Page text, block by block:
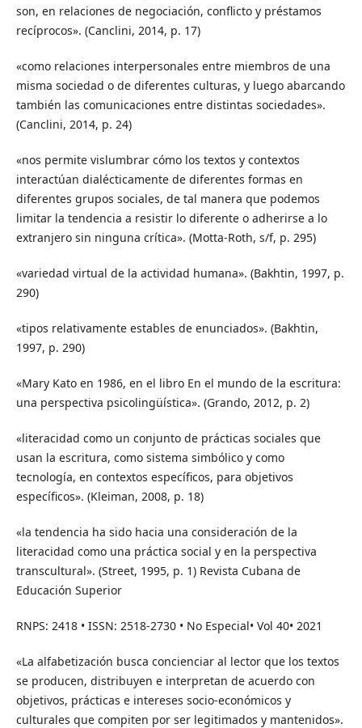
son, en relaciones de negociación, conflicto y préstamos
recíprocos». (Canclini, 2014, p. 17)
«como relaciones interpersonales entre miembros de una
misma sociedad o de diferentes culturas, y luego abarcando
también las comunicaciones entre distintas sociedades».
(Canclini, 2014, p. 24)
«nos permite vislumbrar cómo los textos y contextos
interactúan dialécticamente de diferentes formas en
diferentes grupos sociales, de tal manera que podemos
limitar la tendencia a resistir lo diferente o adherirse a lo
extranjero sin ninguna crítica». (Motta-Roth, s/f, p. 295)
«variedad virtual de la actividad humana». (Bakhtin, 1997, p.
290)
«tipos relativamente estables de enunciados». (Bakhtin,
1997, p. 290)
«Mary Kato en 1986, en el libro En el mundo de la escritura:
una perspectiva psicolingüística». (Grando, 2012, p. 2)
«literacidad como un conjunto de prácticas sociales que
usan la escritura, como sistema simbólico y como
tecnología, en contextos específicos, para objetivos
específicos». (Kleiman, 2008, p. 18)
«la tendencia ha sido hacia una consideración de la
literacidad como una práctica social y en la perspectiva
transcultural». (Street, 1995, p. 1) Revista Cubana de
Educación Superior
RNPS: 2418 • ISSN: 2518-2730 • No Especial• Vol 40• 2021
«La alfabetización busca concienciar al lector que los textos
se producen, distribuyen e interpretan de acuerdo con
objetivos, prácticas e intereses socio-económicos y
culturales que compiten por ser legitimados y mantenidos».